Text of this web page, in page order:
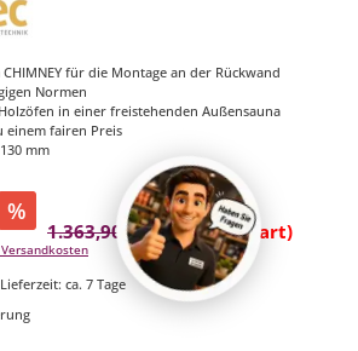
für die Montage an der Rückwand
Normen
in einer freistehenden Außensauna
einem fairen Preis
mm
%
1.363,90 €* (8.42% gespart)
ca. 7 Tage